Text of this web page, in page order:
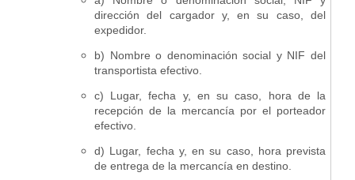
dirección del cargador y, en su caso, del
expedidor.
b) Nombre o denominación social y NIF del
transportista efectivo.
c) Lugar, fecha y, en su caso, hora de la
recepción de la mercancía por el porteador
efectivo.
d) Lugar, fecha y, en su caso, hora prevista
de entrega de la mercancía en destino.